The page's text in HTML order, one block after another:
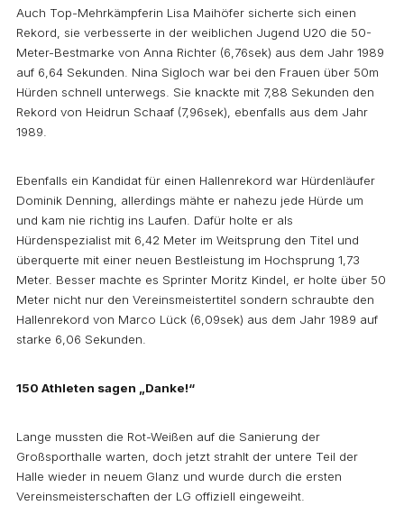
Auch Top-Mehrkämpferin Lisa Maihöfer sicherte sich einen
Rekord, sie verbesserte in der weiblichen Jugend U20 die 50-
Meter-Bestmarke von Anna Richter (6,76sek) aus dem Jahr 1989
auf 6,64 Sekunden. Nina Sigloch war bei den Frauen über 50m
Hürden schnell unterwegs. Sie knackte mit 7,88 Sekunden den
Rekord von Heidrun Schaaf (7,96sek), ebenfalls aus dem Jahr
1989.
Ebenfalls ein Kandidat für einen Hallenrekord war Hürdenläufer
Dominik Denning, allerdings mähte er nahezu jede Hürde um
und kam nie richtig ins Laufen. Dafür holte er als
Hürdenspezialist mit 6,42 Meter im Weitsprung den Titel und
überquerte mit einer neuen Bestleistung im Hochsprung 1,73
Meter. Besser machte es Sprinter Moritz Kindel, er holte über 50
Meter nicht nur den Vereinsmeistertitel sondern schraubte den
Hallenrekord von Marco Lück (6,09sek) aus dem Jahr 1989 auf
starke 6,06 Sekunden.
150 Athleten sagen „Danke!“
Lange mussten die Rot-Weißen auf die Sanierung der
Großsporthalle warten, doch jetzt strahlt der untere Teil der
Halle wieder in neuem Glanz und wurde durch die ersten
Vereinsmeisterschaften der LG offiziell eingeweiht.